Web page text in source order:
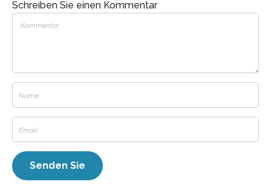
Schreiben Sie einen Kommentar